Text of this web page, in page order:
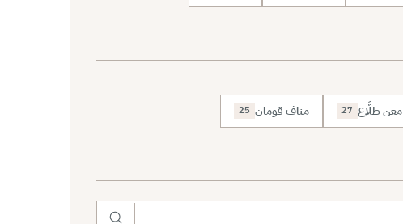
معن طلَّاع 27 مناف قومان 25